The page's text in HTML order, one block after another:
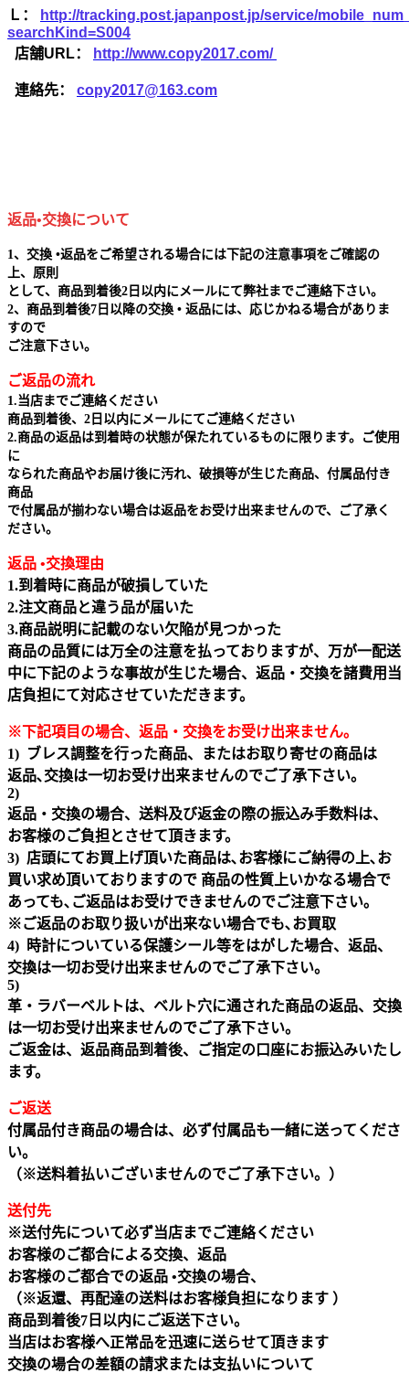
Ｌ：
http://tracking.post.japanpost.jp/service/
searchKind=S004
店舗URL：
http://www.copy2017.com/
連絡先： copy2017@163.com
返品•交換について
1、交換 •返品をご希望される場合には下記の注意事項をご確認の
上、原則
として、商品到着後2日以内にメールにて弊社までご連絡下さい。
2、商品到着後7日以降の交換 • 返品には、応じかねる場合がありま
すので
ご注意下さい。
ご返品の流れ
1.当店までご連絡ください
商品到着後、2日以内にメールにてご連絡ください
2.商品の返品は到着時の状態が保たれているものに限ります。ご使用
に
なられた商品やお届け後に汚れ、破損等が生じた商品、付属品付き
商品
で付属品が揃わない場合は返品をお受け出来ませんので、ご了承く
ださい。
返品 •交換理由
1.到着時に商品が破損していた
2.注文商品と違う品が届いた
3.商品説明に記載のない欠陥が見つかった
商品の品質には万全の注意を払っておりますが、万が一配送
中に下記のような事故が生じた場合、返品・交換を諸費用当
店負担にて対応させていただきます。
※下記項目の場合、返品・交換をお受け出来ません｡
1) ブレス調整を行った商品、またはお取り寄せの商品は
返品､交換は一切お受け出来ませんのでご了承下さい。
2)
返品・交換の場合、送料及び返金の際の振込み手数料は、
お客様のご負担とさせて頂きます。
3) 店頭にてお買上げ頂いた商品は､お客様にご納得の上､お
買い求め頂いておりますので 商品の性質上いかなる場合で
あっても､ご返品はお受けできませんのでご注意下さい｡
※ご返品のお取り扱いが出来ない場合でも､お買取
4) 時計についている保護シール等をはがした場合、返品、
交換は一切お受け出来ませんのでご了承下さい。
5)
革・ラバーベルトは、ベルト穴に通された商品の返品、交換
は一切お受け出来ませんのでご了承下さい。
ご返金は、返品商品到着後、ご指定の口座にお振込みいたし
ます。
ご返送
付属品付き商品の場合は、必ず付属品も一緒に送ってくださ
い。
（※送料着払いございませんのでご了承下さい。）
送付先
※送付先について必ず当店までご連絡ください
お客様のご都合による交換、返品
お客様のご都合での返品 •交換の場合、
（※返還、再配達の送料はお客様負担になります ）
商品到着後7日以内にご返送下さい。
当店はお客様へ正常品を迅速に送らせて頂きます
交換の場合の差額の請求または支払いについて